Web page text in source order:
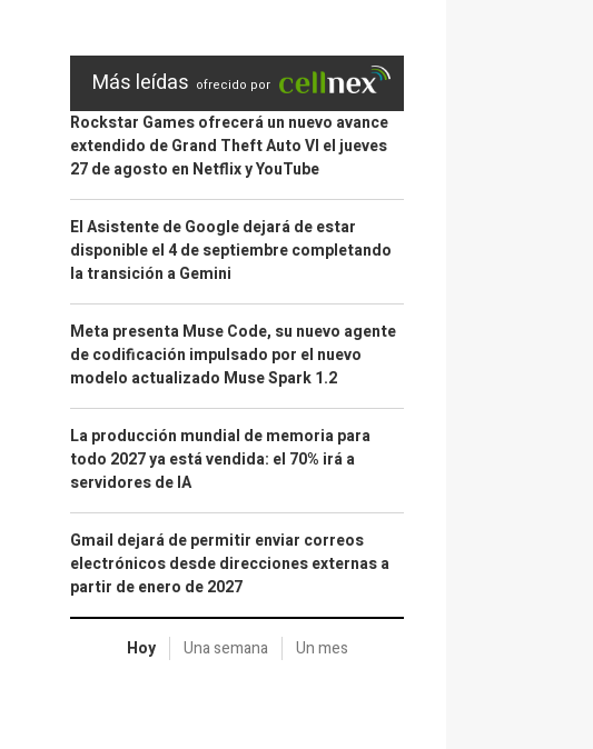
Más leídas ofrecido por
Rockstar Games ofrecerá un nuevo avance
extendido de Grand Theft Auto VI el jueves
27 de agosto en Netflix y YouTube
El Asistente de Google dejará de estar
disponible el 4 de septiembre completando
la transición a Gemini
Meta presenta Muse Code, su nuevo agente
de codificación impulsado por el nuevo
modelo actualizado Muse Spark 1.2
La producción mundial de memoria para
todo 2027 ya está vendida: el 70% irá a
servidores de IA
Gmail dejará de permitir enviar correos
electrónicos desde direcciones externas a
partir de enero de 2027
Hoy Una semana Un mes